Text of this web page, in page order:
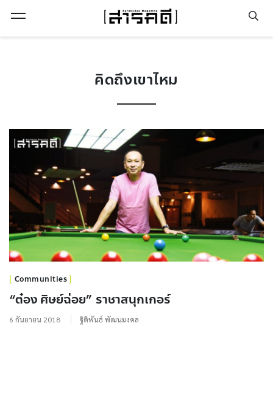
คิดถึงเขาไหม
Communities
“ต๋อง ศิษย์ฉ่อย” ราชาสนุกเกอร์
6 กันยายน 2018 ฐิติพันธ์ พัฒนมงคล